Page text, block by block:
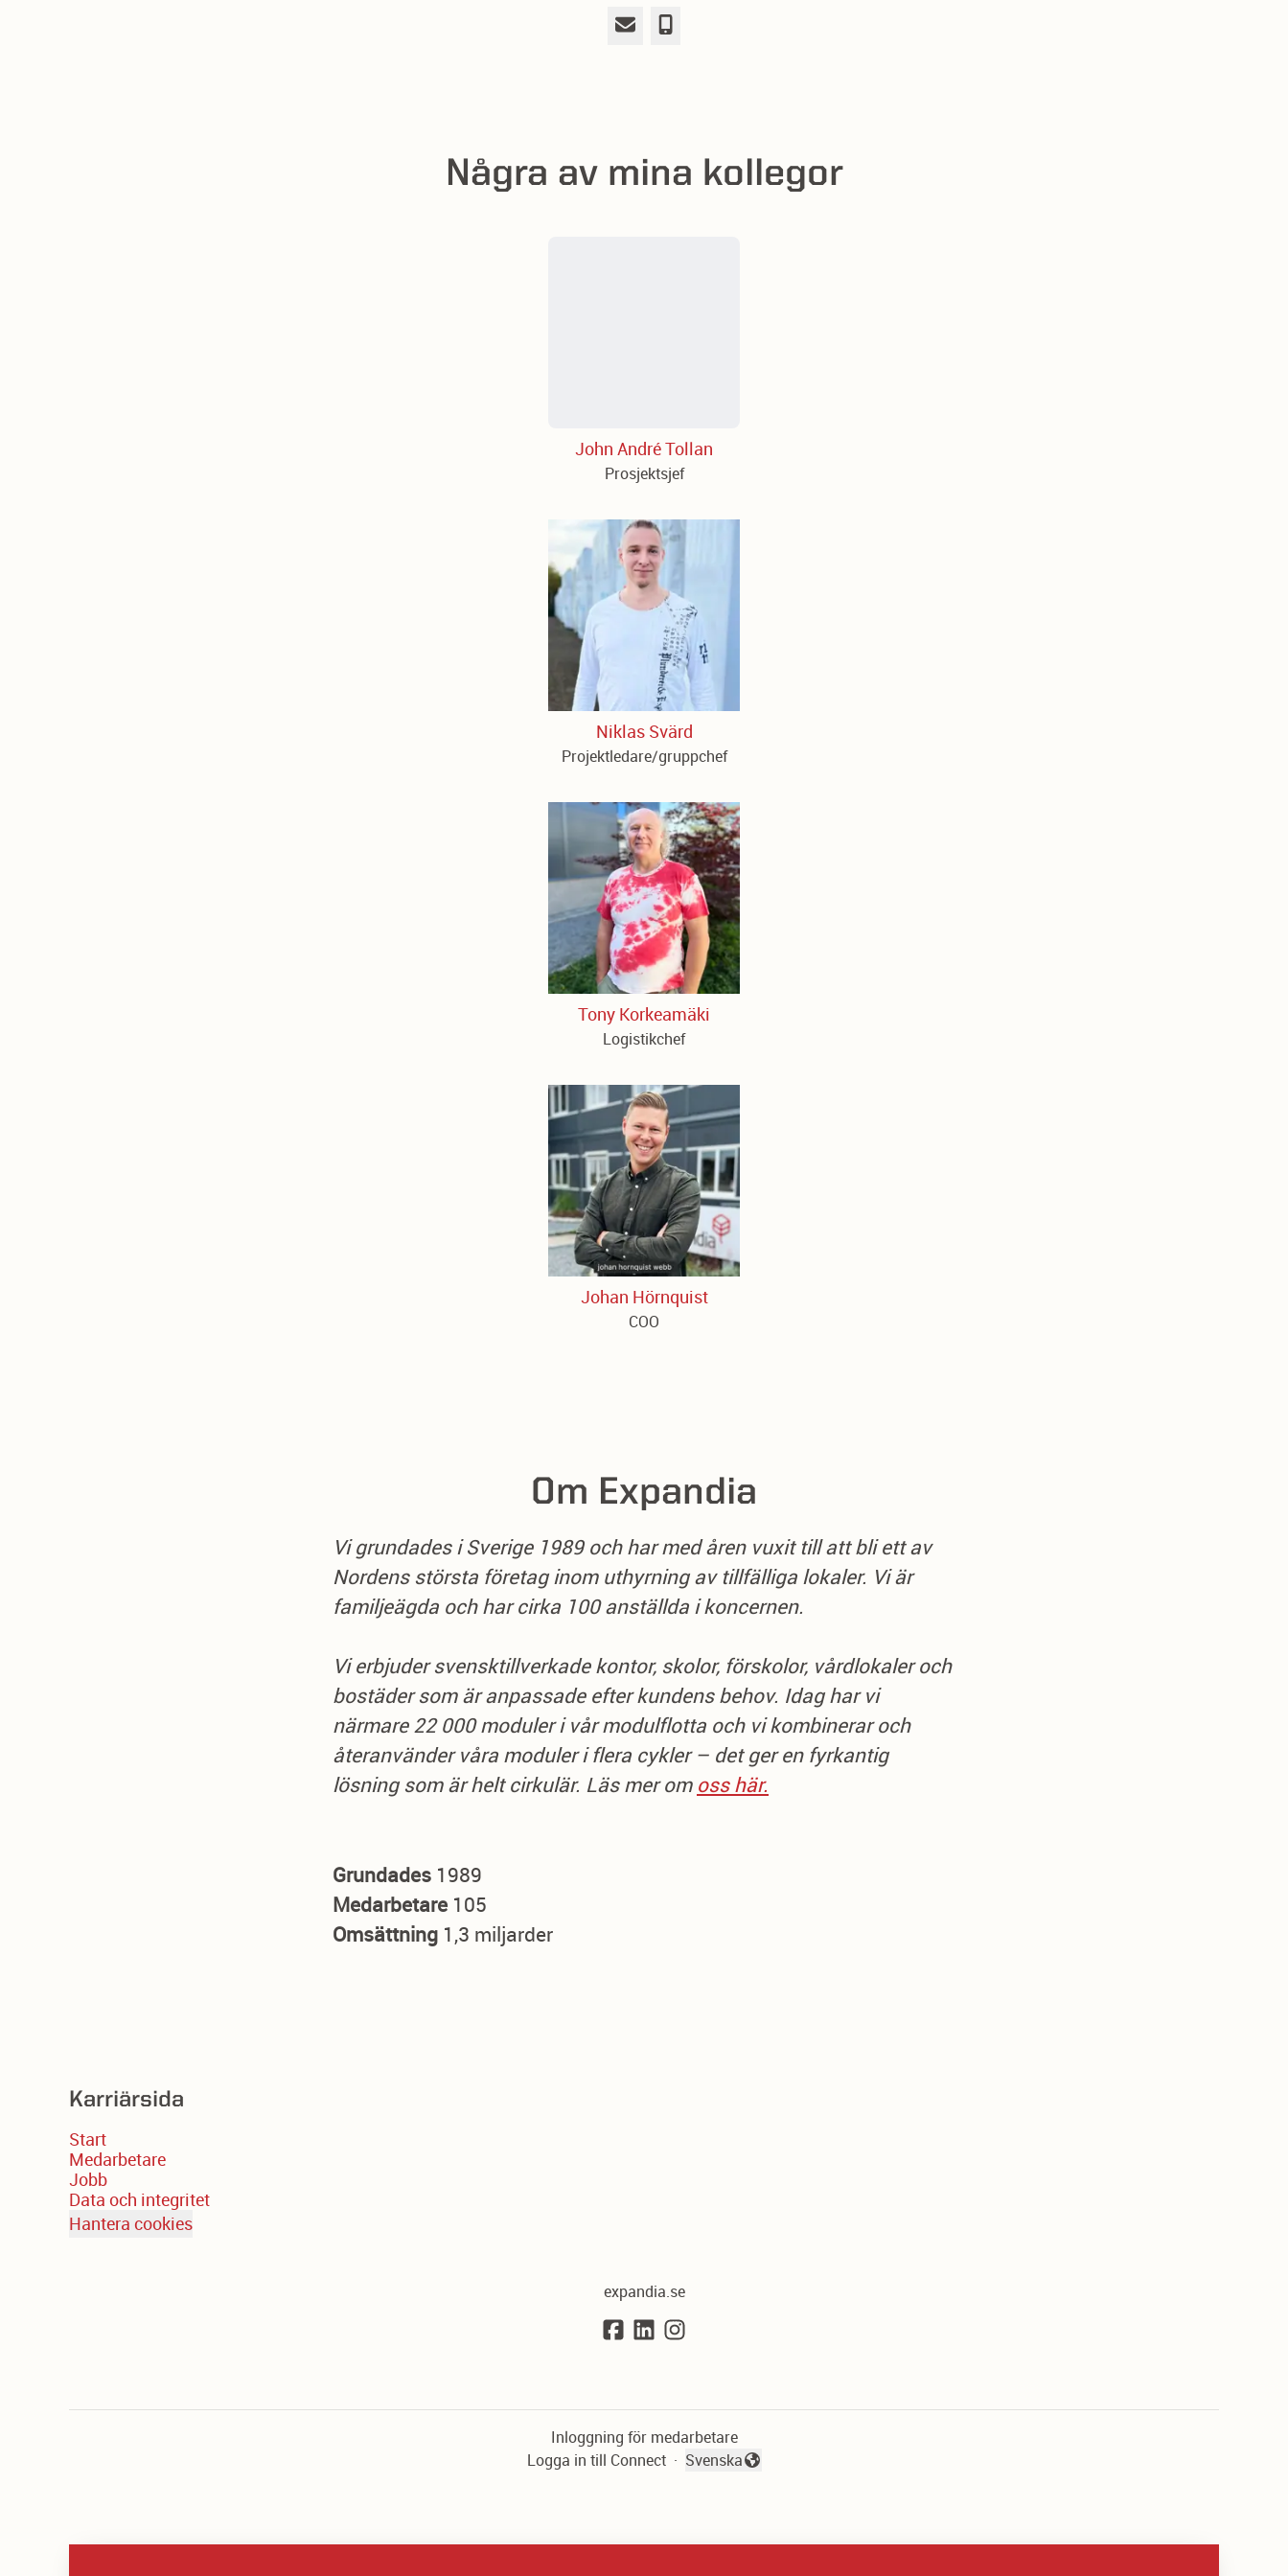
E-post Telefon
Några av mina kollegor
John André Tollan
Prosjektsjef
Niklas Svärd
Projektledare/gruppchef
Tony Korkeamäki
Logistikchef
Johan Hörnquist
COO
Om Expandia
Vi grundades i Sverige 1989 och har med åren vuxit till att bli ett av
Nordens största företag inom uthyrning av tillfälliga lokaler. Vi är
familjeägda och har cirka 100 anställda i koncernen.
Vi erbjuder svensktillverkade kontor, skolor, förskolor, vårdlokaler och
bostäder som är anpassade efter kundens behov. Idag har vi
närmare 22 000 moduler i vår modulflotta och vi kombinerar och
återanvänder våra moduler i flera cykler – det ger en fyrkantig
lösning som är helt cirkulär. Läs mer om oss här.
Grundades 1989
Medarbetare 105
Omsättning 1,3 miljarder
Karriärsida
Start
Medarbetare
Jobb
Data och integritet
Hantera cookies
expandia.se
Inloggning för medarbetare
Logga in till Connect · Byt språk
Svenska